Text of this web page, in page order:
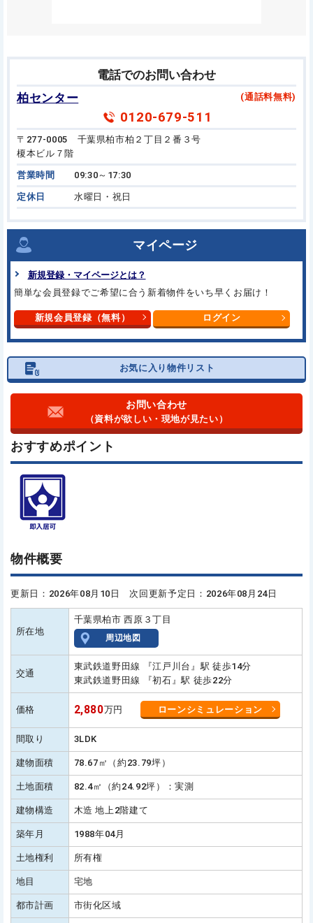
電話でのお問い合わせ
柏センター
(通話料無料)
0120-679-511
〒277-0005 千葉県柏市柏２丁目２番３号
榎本ビル７階
営業時間 09:30～17:30
定休日 水曜日・祝日
マイページ
新規登録・マイページとは？
簡単な会員登録でご希望に合う 新着物件をいち早くお届け！
新規会員登録（無料） ログイン
お気に入り物件リスト
お問い合わせ
（資料が欲しい・現地が見たい）
おすすめポイント
物件概要
更新日：2026年08月10日 次回更新予定日：2026年08月24日
所在地
千葉県柏市 西原３丁目
周辺地図
交通
東武鉄道野田線 『江戸川台』駅 徒歩14分
東武鉄道野田線 『初石』駅 徒歩22分
価格 2,880万円 ローンシミュレーション
間取り 3LDK
建物面積 78.67㎡（約23.79坪）
土地面積 82.4㎡（約24.92坪）：実測
建物構造 木造 地上2階建て
築年月 1988年04月
土地権利 所有権
地目 宅地
都市計画 市街化区域